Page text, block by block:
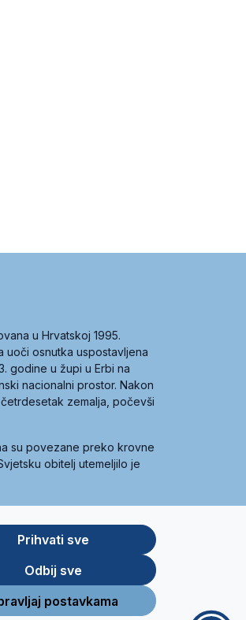
u Hrvatskoj 1995.
uoči osnutka uspostavljena
godine u župi u Erbi na
nacionalni prostor. Nakon
zemalja, počevši
su povezane preko krovne
obitelj utemeljilo je
Store
Prihvati sve
Odbij sve
postavkama